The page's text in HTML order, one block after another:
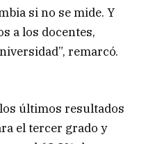
si no se mide. Y
a los docentes,
remarcó.
últimos resultados
el tercer grado y